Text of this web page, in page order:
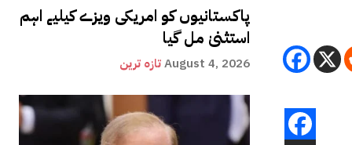
پاکستانیوں کو امریکی ویزے کیلیے اہم
استثنیٰ مل گیا
تازہ ترینAugust 4, 2026